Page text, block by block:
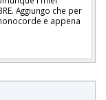
Aggiungo che per
e appena